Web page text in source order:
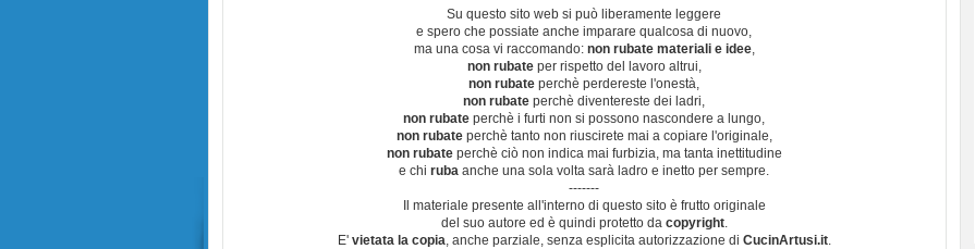
Su questo sito web si può liberamente leggere
e spero che possiate anche imparare qualcosa di nuovo,
ma una cosa vi raccomando: non rubate materiali e idee,
non rubateper rispetto del lavoro altrui,
non rubate perchè perdereste l'onestà,
non rubate perchè diventereste dei ladri,
non rubate perchè i furti non si possono nascondere a lungo,
non rubateperchè tanto non riuscirete mai a copiare l'originale,
non rubateperchè ciò non indica mai furbizia, ma tanta inettitudine
e chi ruba anche una sola volta sarà ladro e inetto per sempre.
-------
Il materiale presente all'interno di questo sito è frutto originale
del suo autore ed è quindi protetto da copyright.
E' vietata la copia, anche parziale, senza esplicita autorizzazione di CucinArtusi.it.